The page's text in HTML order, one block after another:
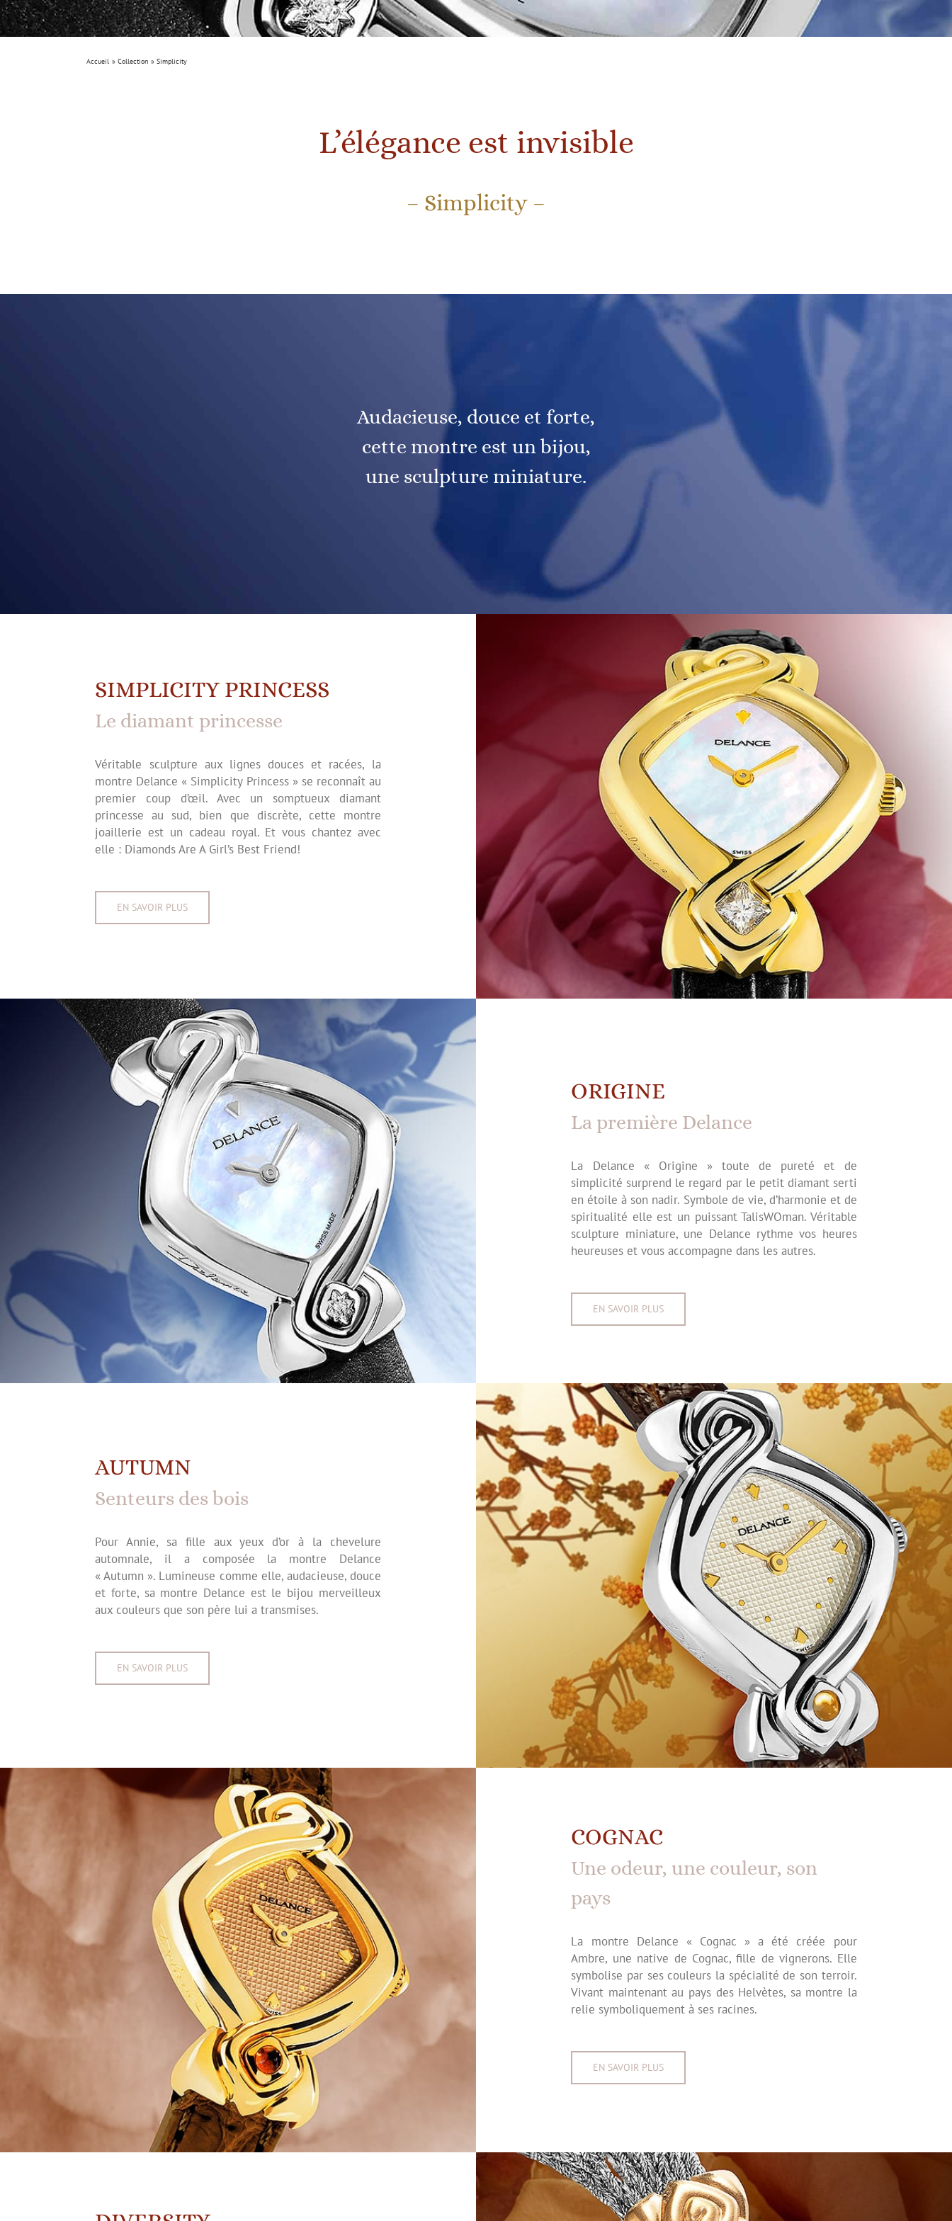
Accueil Collection Simplicity
L’élégance est invisible
– Simplicity –
Audacieuse, douce et forte,
cette montre est un bijou,
une sculpture miniature.
SIMPLICITY PRINCESS
Le diamant princesse
Véritable sculpture aux lignes douces et racées, la
montre Delance « Simplicity Princess » se reconnaît au
premier coup d’œil. Avec un somptueux diamant
princesse au sud, bien que discrète, cette montre
joaillerie est un cadeau royal. Et vous chantez avec
elle : Diamonds Are A Girl’s Best Friend!
EN SAVOIR PLUS
ORIGINE
La première Delance
La Delance « Origine » toute de pureté et de
simplicité surprend le regard par le petit diamant serti
en étoile à son nadir. Symbole de vie, d’harmonie et de
spiritualité elle est un puissant TalisWOman. Véritable
sculpture miniature, une Delance rythme vos heures
heureuses et vous accompagne dans les autres.
EN SAVOIR PLUS
AUTUMN
Senteurs des bois
Pour Annie, sa fille aux yeux d’or à la chevelure
automnale, il a composée la montre Delance
« Autumn ». Lumineuse comme elle, audacieuse, douce
et forte, sa montre Delance est le bijou merveilleux
aux couleurs que son père lui a transmises.
EN SAVOIR PLUS
COGNAC
Une odeur, une couleur, son
pays
La montre Delance « Cognac » a été créée pour
Ambre, une native de Cognac, fille de vignerons. Elle
symbolise par ses couleurs la spécialité de son terroir.
Vivant maintenant au pays des Helvètes, sa montre la
relie symboliquement à ses racines.
EN SAVOIR PLUS